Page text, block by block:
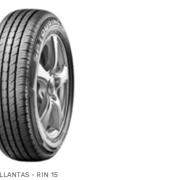
LLANTAS - RIN 15